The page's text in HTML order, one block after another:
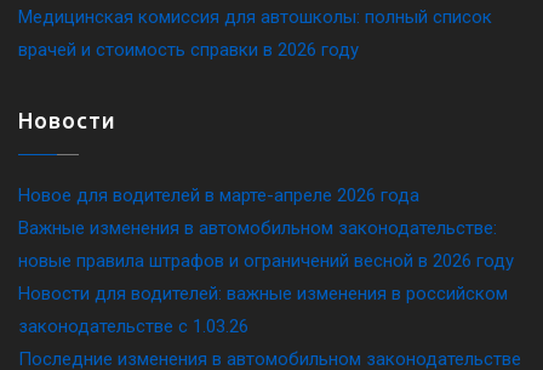
Медицинская комиссия для автошколы: полный список
врачей и стоимость справки в 2026 году
Новости
Новое для водителей в марте-апреле 2026 года
Важные изменения в автомобильном законодательстве:
новые правила штрафов и ограничений весной в 2026 году
Новости для водителей: важные изменения в российском
законодательстве c 1.03.26
Последние изменения в автомобильном законодательстве